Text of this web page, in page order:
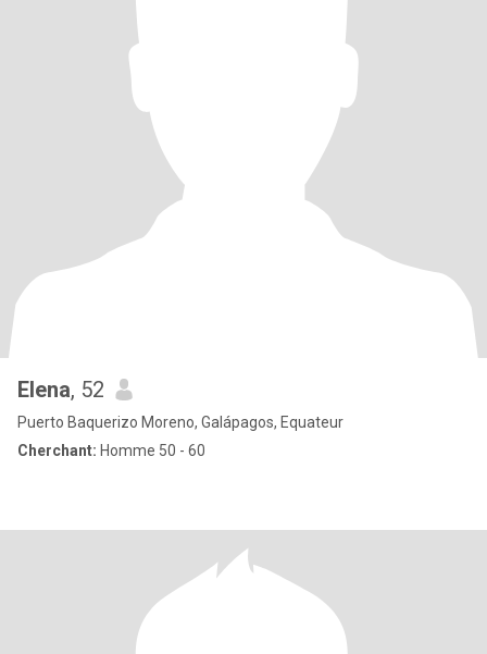
Elena, 52
Puerto Baquerizo Moreno, Galápagos, Equateur
Cherchant: Homme 50 - 60